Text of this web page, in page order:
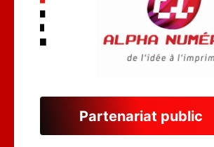
Partenariat public